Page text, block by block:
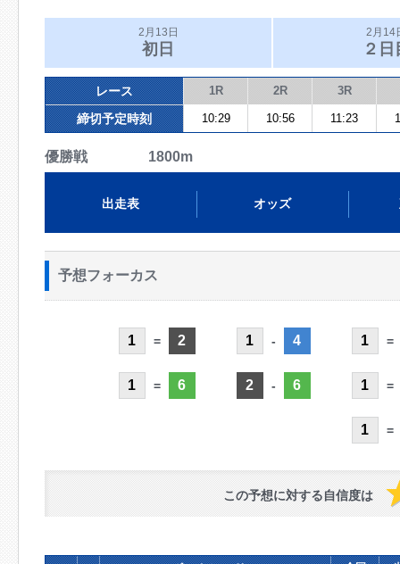
2月13日
初日
2月14
２日
レース 1R 2R 3R
締切予定時刻 10:29 10:56 11:23
優勝戦 1800m
出走表 オッズ
予想フォーカス
1 = 2
1 = 6
1 - 4
2 - 6
1 =
1 =
1 =
この予想に対する自信度は